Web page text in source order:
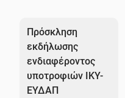
άρθρων
Πρόσκληση
εκδήλωσης
ενδιαφέροντος
υποτροφιών ΙΚΥ-
ΕΥΔΑΠ